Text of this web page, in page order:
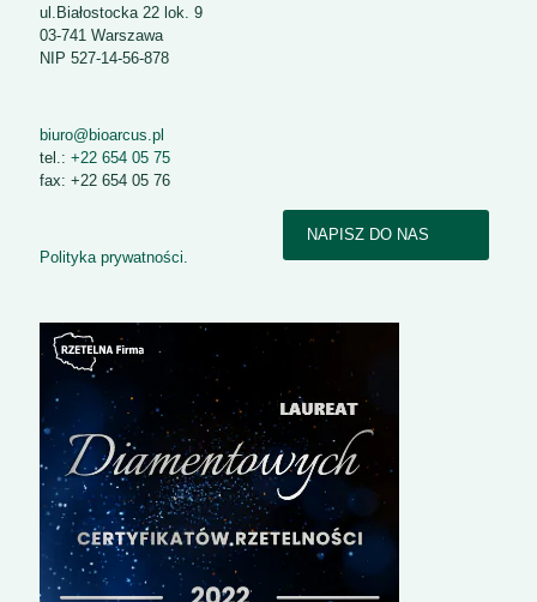
ul.Białostocka 22 lok. 9
03-741 Warszawa
NIP 527-14-56-878
biuro@bioarcus.pl
tel.: +22 654 05 75
fax: +22 654 05 76
NAPISZ DO NAS
Polityka prywatności.